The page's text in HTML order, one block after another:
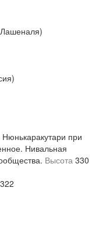
при
Нивальная
Высота 330